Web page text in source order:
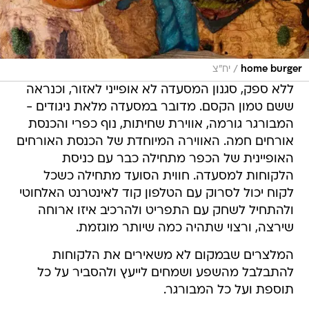
home burger
/ יח"צ
ללא ספק, סגנון המסעדה לא אופייני לאזור, וכנראה
ששם טמון הקסם. מדובר במסעדה מלאת ניגודים -
המבורגר גורמה, אווירת שחיתות, נוף כפרי והכנסת
אורחים חמה. האווירה המיוחדת של הכנסת האורחים
האופיינית של הכפר מתחילה כבר עם כניסת
הלקוחות למסעדה. חווית הסועד מתחילה כשכל
לקוח יכול לסרוק עם הטלפון קוד לאינטרנט האלחוטי
ולהתחיל לשחק עם התפריט ולהרכיב איזו ארוחה
שירצה, ורצוי שתהיה כמה שיותר מוגזמת.
המלצרים שבמקום לא משאירים את הלקוחות
להתבלבל מהשפע ושמחים לייעץ ולהסביר על כל
תוספת ועל כל המבורגר.